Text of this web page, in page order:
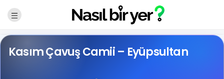
Kasım Çavuş Camii – Eyüpsultan